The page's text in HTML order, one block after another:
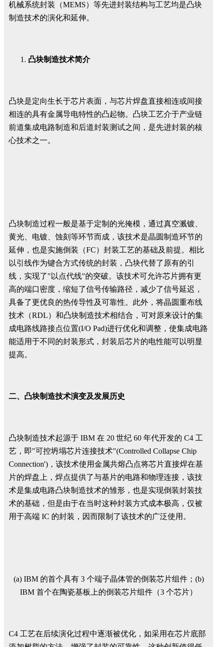
机械系统封装（MEMS）等先进封装结构与工艺均是凸块
制造技术的演化和延伸。
凸块制造技术简介
凸块是定向生长于芯片表面，与芯片焊盘直接相连或间接
相连的具有金属导电特性的凸起物。凸块工艺介于产业链
前道集成电路制造和后道封装测试之间，是先进封装的核
心技术之一。
凸块制造过程一般是基于定制的光掩模，通过真空溅镀、
黄光、电镀、蚀刻等环节而成，该技术是晶圆制造环节的
延伸，也是实施倒装（FC）封装工艺的基础及前提。相比
以引线作为键合方式传统的封装，凸块代替了原有的引
线，实现了"以点代线"的突破。该技术可允许芯片拥有更
高的端口密度，缩短了信号传输路径，减少了信号延迟，
具备了更优良的热传导性及可靠性。此外，将晶圆重布线
技术（RDL）和凸块制造技术相结合，可对原来设计的集
成电路线路接点位置(I/O Pad)进行优化和调整，使集成电路
能适用于不同的封装形式，封装后芯片的电性能可以明显
提高。
二、凸块制造技术演变及发展历史
凸块制造技术起源于 IBM 在 20 世纪 60 年代开发的 C4 工
艺，即"可控坍塌芯片连接技术"(Controlled Collapse Chip
Connection')，该技术使用金属共熔凸点将芯片直接焊在基
片的焊盘上，焊点提供了与基片的电路和物理连接，该技
术是集成电路凸块制造技术的雏形，也是实现倒装封装技
术的基础，但是由于在当时这种封装方式成本极高，仅被
用于高端 IC 的封装，因而限制了该技术的广泛使用。
(a) IBM 的首个具有 3 个端子晶体管的倒装芯片组件；(b)
IBM 首个在陶瓷基板上的倒装芯片组件（3 个芯片）
C4 工艺在后续演化过程中逐渐被优化，如采用在芯片底部